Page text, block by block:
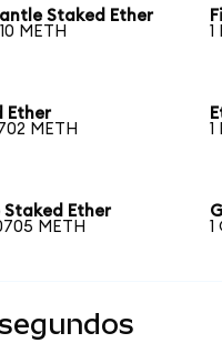
Staked Ether
METH
1
Ether
METH
1
Ether
METH
1